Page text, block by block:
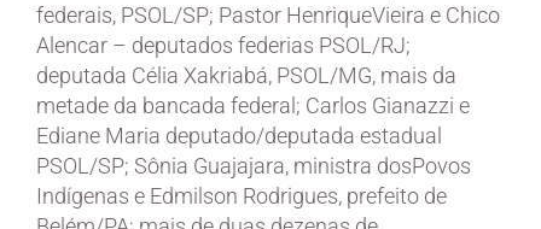
federais, PSOL/SP; Pastor HenriqueVieira e Chico
Alencar – deputados federias PSOL/RJ;
deputada Célia Xakriabá, PSOL/MG, mais da
metade da bancada federal; Carlos Gianazzi e
Ediane Maria deputado/deputada estadual
PSOL/SP; Sônia Guajajara, ministra dosPovos
Indígenas e Edmilson Rodrigues, prefeito de